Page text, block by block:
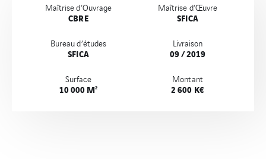
Maîtrise d’Ouvrage
CBRE
Maîtrise d’Œuvre
SFICA
Bureau d’études
SFICA
Livraison
09 / 2019
Surface
10 000 M²
Montant
2 600 K€